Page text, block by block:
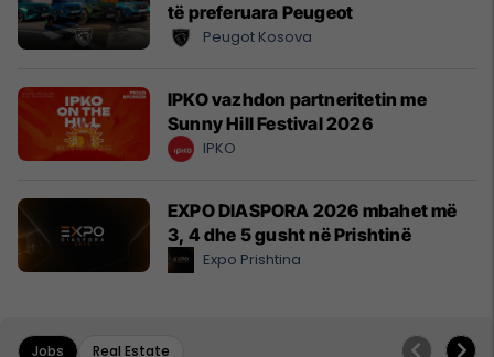
të preferuara Peugeot
Peugot Kosova
IPKO vazhdon partneritetin me
Sunny Hill Festival 2026
IPKO
EXPO DIASPORA 2026 mbahet më
3, 4 dhe 5 gusht në Prishtinë
Expo Prishtina
Jobs Real Estate